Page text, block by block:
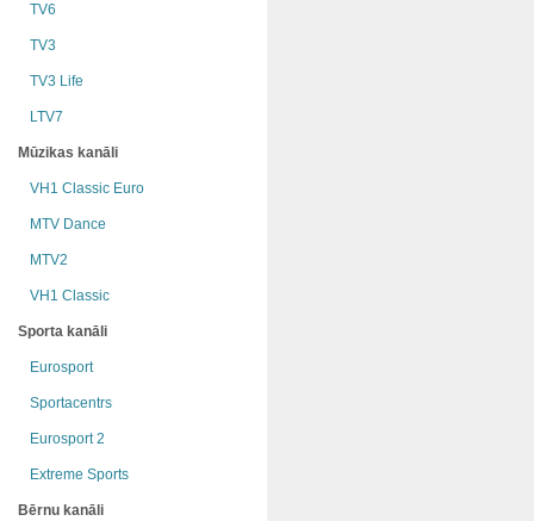
TV6
TV3
TV3 Life
LTV7
Mūzikas kanāli
VH1 Classic Euro
MTV Dance
MTV2
VH1 Classic
Sporta kanāli
Eurosport
Sportacentrs
Eurosport 2
Extreme Sports
Bērnu kanāli